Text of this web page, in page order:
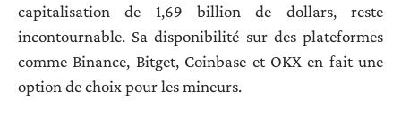
capitalisation de 1,69 billion de dollars, reste
incontournable. Sa disponibilité sur des plateformes
comme Binance, Bitget, Coinbase et OKX en fait une
option de choix pour les mineurs.